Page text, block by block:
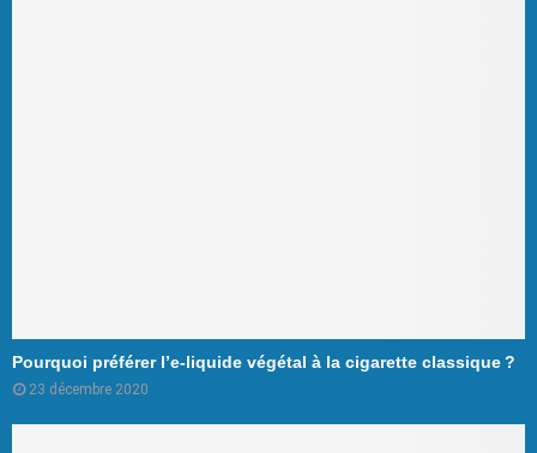
Pourquoi préférer l’e-liquide végétal à la cigarette classique ?
23 décembre 2020